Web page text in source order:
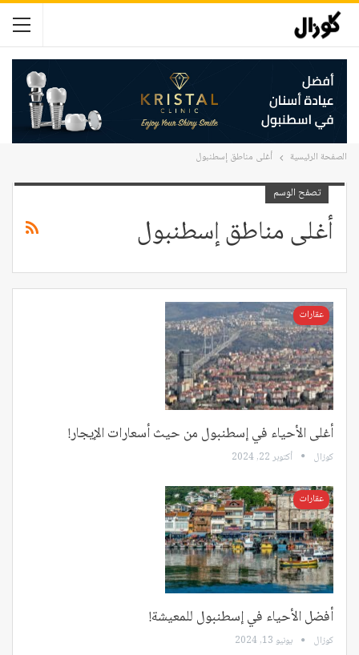
الصفحة الرئيسية أغلى مناطق إسطنبول
تصفح الوسم
أغلى مناطق إسطنبول
عقارات
أغلى الأحياء في إسطنبول من حيث أسعارات الإيجار!
كوزال أكتوبر 22, 2024
عقارات
أفضل الأحياء في إسطنبول للمعيشة!
كوزال يونيو 13, 2024